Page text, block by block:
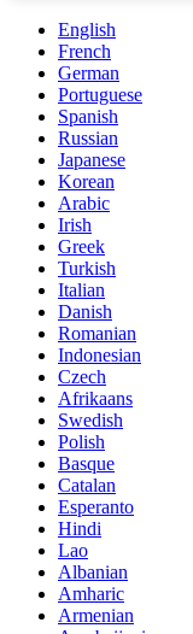
English
French
German
Portuguese
Spanish
Russian
Japanese
Korean
Arabic
Irish
Greek
Turkish
Italian
Danish
Romanian
Indonesian
Czech
Afrikaans
Swedish
Polish
Basque
Catalan
Esperanto
Hindi
Lao
Albanian
Amharic
Armenian